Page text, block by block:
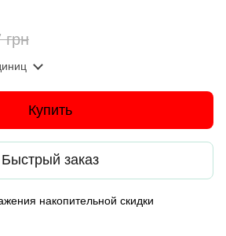
грн
Купить
Быстрый заказ
накопительной скидки